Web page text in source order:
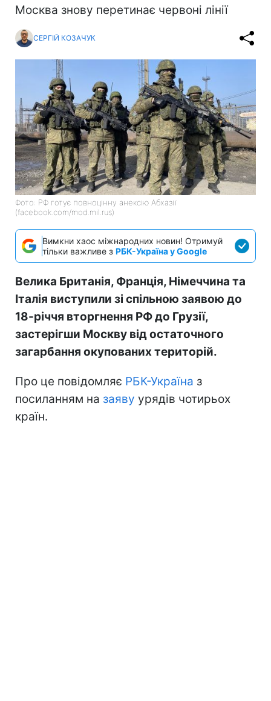
Москва знову перетинає червоні лінії
СЕРГІЙ КОЗАЧУК
Фото: РФ готує повноцінну анексію Абхазії
(facebook.com/mod.mil.rus)
Вимкни хаос міжнародних новин! Отримуй
тільки важливе з РБК-Україна у Google
Велика Британія, Франція, Німеччина та
Італія виступили зі спільною заявою до
18-річчя вторгнення РФ до Грузії,
застерігши Москву від остаточного
загарбання окупованих територій.
Про це повідомляє РБК-Україна з
посиланням на заяву урядів чотирьох
країн.